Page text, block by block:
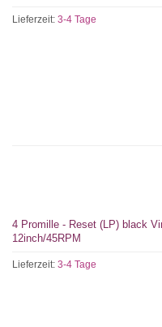
Lieferzeit: 3-4 Tage
4 Promille - Reset (LP) black
12inch/45RPM
Lieferzeit: 3-4 Tage